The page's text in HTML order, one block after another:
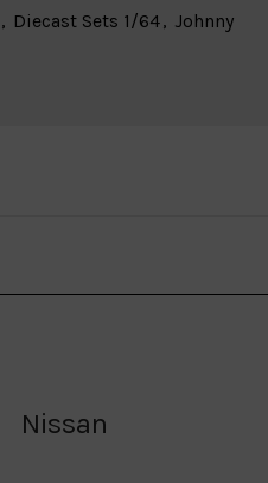
, Diecast Sets 1/64, Johnny
Nissan